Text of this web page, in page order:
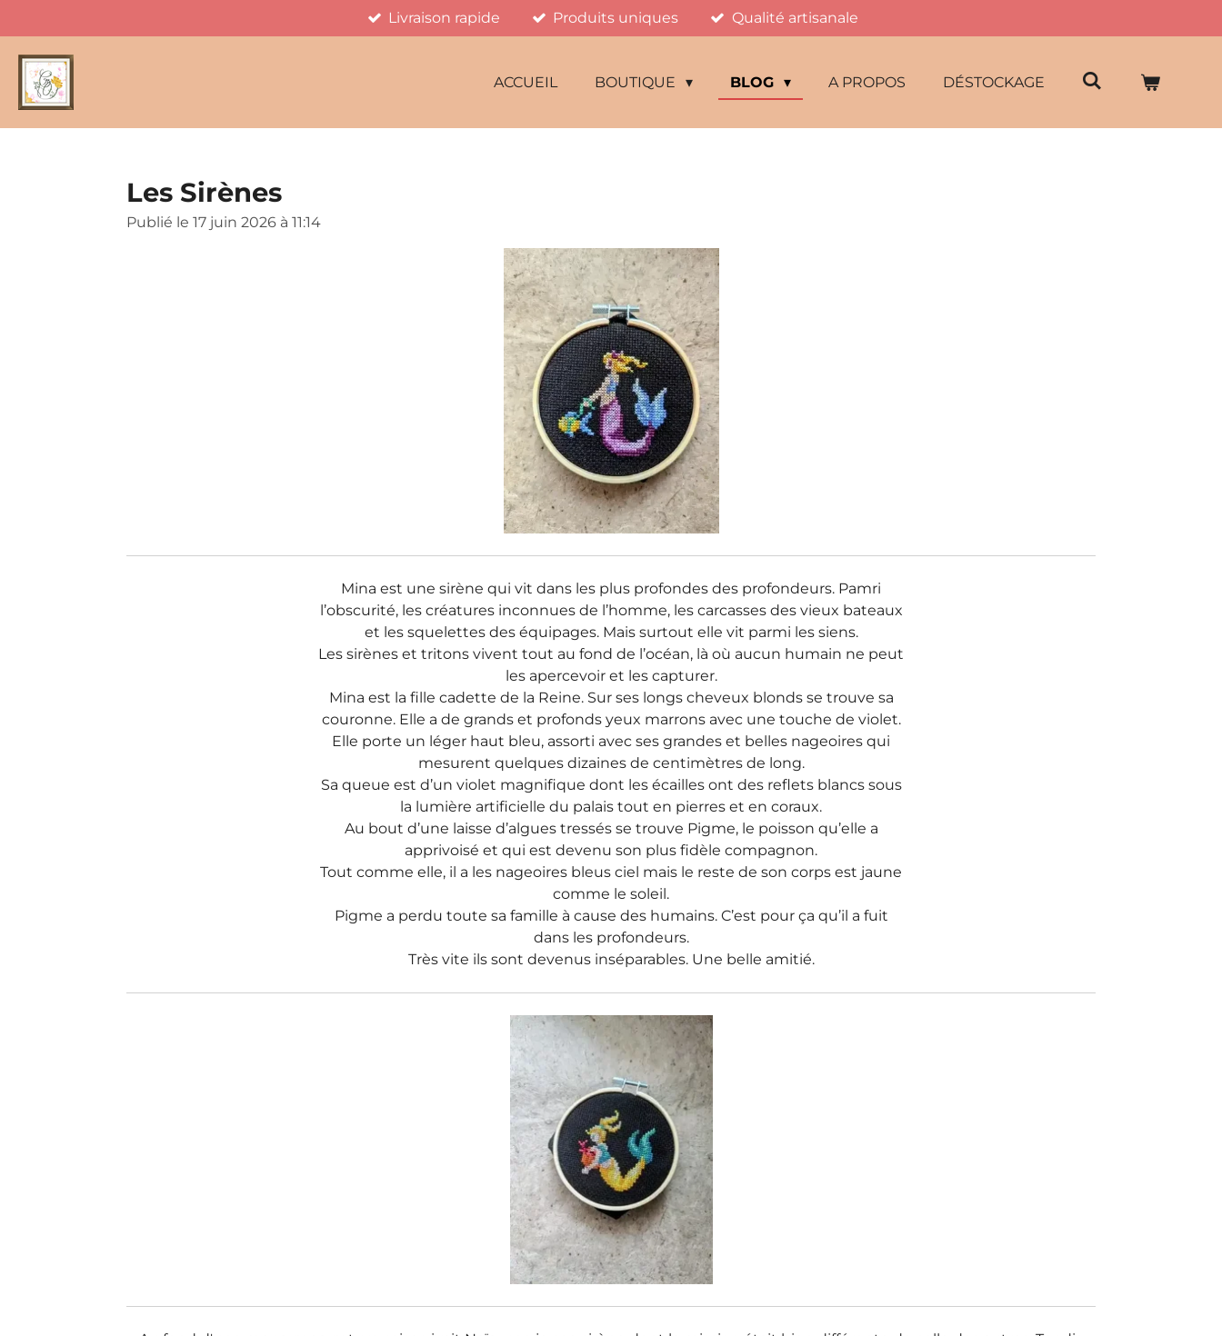
au
contenu
principal
Livraison rapide Produits uniques Qualité artisanale
ACCUEIL BOUTIQUE BLOG A PROPOS DÉSTOCKAGE
Les Sirènes
Publié le 17 juin 2026 à 11:14
Mina est une sirène qui vit dans les plus profondes des profondeurs. Pamri
l’obscurité, les créatures inconnues de l’homme, les carcasses des vieux bateaux
et les squelettes des équipages. Mais surtout elle vit parmi les siens.
Les sirènes et tritons vivent tout au fond de l’océan, là où aucun humain ne peut
les apercevoir et les capturer.
Mina est la fille cadette de la Reine. Sur ses longs cheveux blonds se trouve sa
couronne. Elle a de grands et profonds yeux marrons avec une touche de violet.
Elle porte un léger haut bleu, assorti avec ses grandes et belles nageoires qui
mesurent quelques dizaines de centimètres de long.
Sa queue est d’un violet magnifique dont les écailles ont des reflets blancs sous
la lumière artificielle du palais tout en pierres et en coraux.
Au bout d’une laisse d’algues tressés se trouve Pigme, le poisson qu’elle a
apprivoisé et qui est devenu son plus fidèle compagnon.
Tout comme elle, il a les nageoires bleus ciel mais le reste de son corps est jaune
comme le soleil.
Pigme a perdu toute sa famille à cause des humains. C’est pour ça qu’il a fuit
dans les profondeurs.
Très vite ils sont devenus inséparables. Une belle amitié.